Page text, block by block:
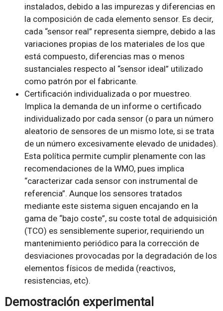
instalados, debido a las impurezas y diferencias en
la composición de cada elemento sensor. Es decir,
cada “sensor real” representa siempre, debido a las
variaciones propias de los materiales de los que
está compuesto, diferencias mas o menos
sustanciales respecto al “sensor ideal” utilizado
como patrón por el fabricante.
Certificación individualizada o por muestreo.
Implica la demanda de un informe o certificado
individualizado por cada sensor (o para un número
aleatorio de sensores de un mismo lote, si se trata
de un número excesivamente elevado de unidades).
Esta política permite cumplir plenamente con las
recomendaciones de la WMO, pues implica
“caracterizar cada sensor con instrumental de
referencia”. Aunque los sensores tratados
mediante este sistema siguen encajando en la
gama de “bajo coste”, su coste total de adquisición
(TCO) es sensiblemente superior, requiriendo un
mantenimiento periódico para la corrección de
desviaciones provocadas por la degradación de los
elementos físicos de medida (reactivos,
resistencias, etc).
Demostración experimental